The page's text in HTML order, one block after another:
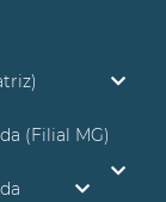
(Filial MG)